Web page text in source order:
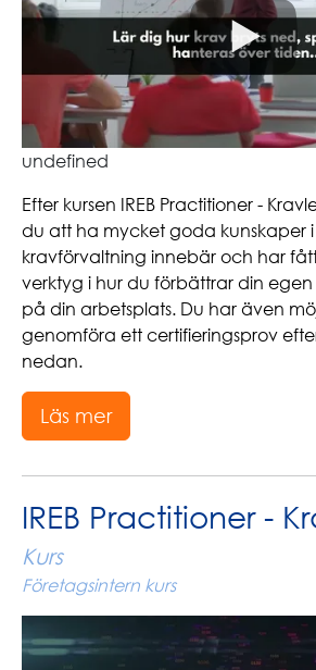
undefined
Efter kursen IREB Practitioner -
du att ha mycket goda kunskaper
kravförvaltning innebär och har
verktyg i hur du förbättrar din
på din arbetsplats. Du har även
genomföra ett certifieringsprov
nedan.
Läs mer
IREB Practitioner -
Kurs
Företagsintern kurs